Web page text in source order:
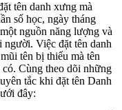
tên danh xưng mà
số học, ngày tháng
nguồn năng lượng và
người. Việc đặt tên danh
tên bị thiếu mà tên
Cùng theo dõi những
tắc khi đặt tên Danh
đây: